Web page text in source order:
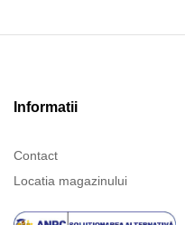
Informatii
Contact
Locatia magazinului